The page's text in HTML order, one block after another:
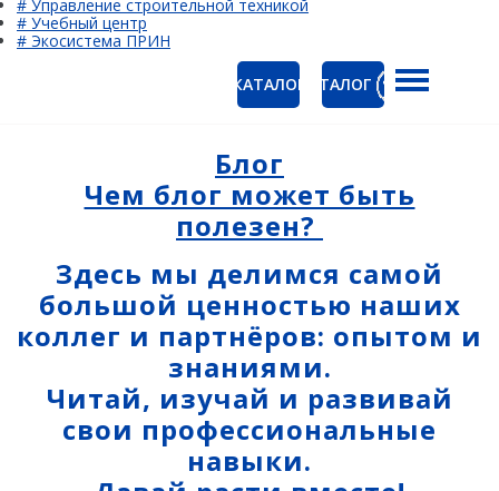
# Управление строительной техникой
# Учебный центр
# Экосистема ПРИН
КАТАЛОГКАТАЛОГ
CHCNAV
Trimble
Spectra Precision
Оптика
Тахеометры
Нивелиры
Блог
Чем блог может быть
полезен?
Здесь мы делимся самой
большой ценностью наших
коллег и партнёров: опытом и
знаниями.
Читай, изучай и развивай
свои профессиональные
навыки.